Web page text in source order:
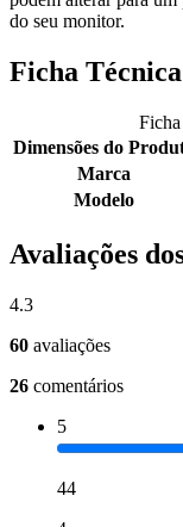
do seu monitor.
Ficha Técnica
Dimensões do
Marca
Modelo
Avaliações
4.3
60 avaliações
26 comentários
5
44